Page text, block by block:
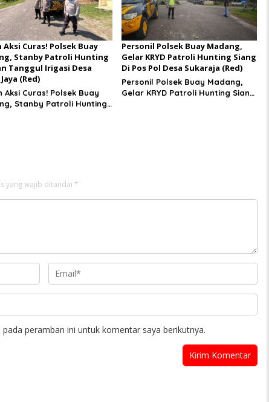
Aksi Curas! Polsek Buay
Stanby Patroli Hunting
Tanggul Irigasi Desa
(Red)
Aksi Curas! Polsek Buay
Stanby Patroli Hunting
Personil Polsek Buay Madang,
Gelar KRYD Patroli Hunting Siang
Di Pos Pol Desa Sukaraja (Red)
Personil Polsek Buay Madang,
Gelar KRYD Patroli Hunting Siang
yang wajib ditandai *
peramban ini untuk komentar saya berikutnya.